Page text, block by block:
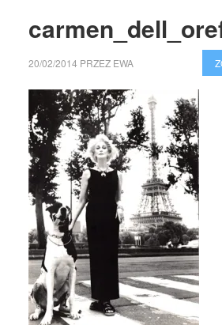
20/02/2014 PRZEZ EWA